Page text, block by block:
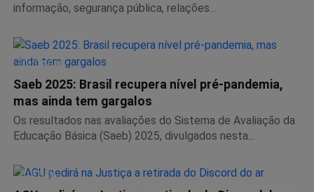
informação, segurança pública, relações...
EDUCAÇÃO
Saeb 2025: Brasil recupera nível pré-pandemia,
mas ainda tem gargalos
Os resultados nas avaliações do Sistema de Avaliação da
Educação Básica (Saeb) 2025, divulgados nesta...
JUSTIÇA